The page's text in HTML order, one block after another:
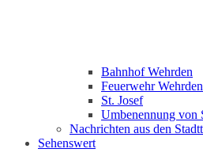
Bahnhof Wehrden
Feuerwehr Wehrden
St. Josef
Umbenennung von
Nachrichten aus den
Sehenswert